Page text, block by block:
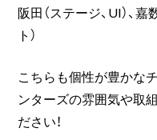
阪田（ステージ、UI）、嘉
ト）
こちらも個性が豊かな
ンターズの雰囲気や取
ださい！